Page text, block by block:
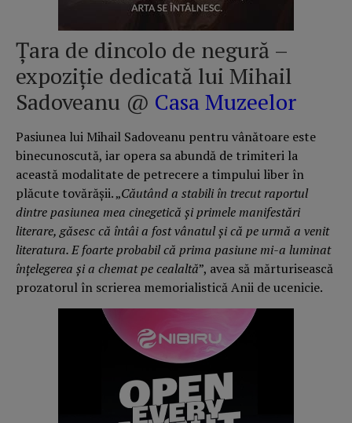
Țara de dincolo de negură –
expoziție dedicată lui Mihail
Sadoveanu @ Casa Muzeelor
Pasiunea lui Mihail Sadoveanu pentru vânătoare este
binecunoscută, iar opera sa abundă de trimiteri la
această modalitate de petrecere a timpului liber în
plăcute tovărășii. „Căutând a stabili în trecut raportul
dintre pasiunea mea cinegetică și primele manifestări
literare, găsesc că întâi a fost vânatul și că pe urmă a venit
literatura. E foarte probabil că prima pasiune mi-a luminat
înțelegerea și a chemat pe cealaltă”, avea să mărturisească
prozatorul în scrierea memorialistică Anii de ucenicie.